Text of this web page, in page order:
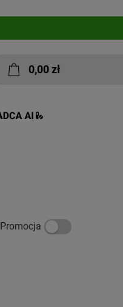
0,00 zł
Promocja